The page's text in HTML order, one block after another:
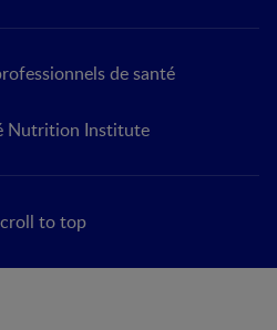
de santé
Nutrition Institute
to top